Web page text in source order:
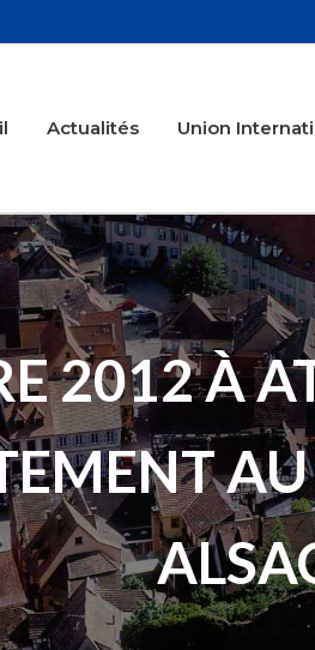
Actualités Union
2012 À